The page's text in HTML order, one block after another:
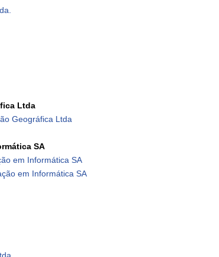
Ltda
Geográfica Ltda
SA
em Informática SA
em Informática SA